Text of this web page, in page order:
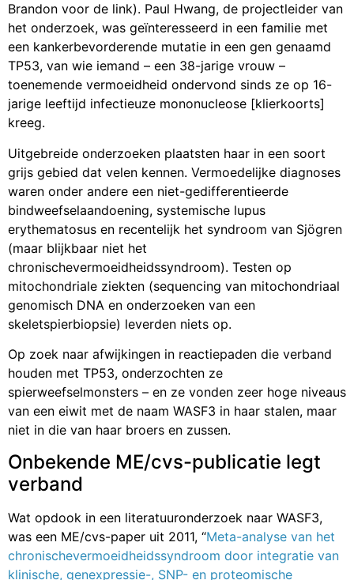
Brandon voor de link). Paul Hwang, de projectleider van
het onderzoek, was geïnteresseerd in een familie met
een kankerbevorderende mutatie in een gen genaamd
TP53, van wie iemand – een 38-jarige vrouw –
toenemende vermoeidheid ondervond sinds ze op 16-
jarige leeftijd infectieuze mononucleose [klierkoorts]
kreeg.
Uitgebreide onderzoeken plaatsten haar in een soort
grijs gebied dat velen kennen. Vermoedelijke diagnoses
waren onder andere een niet-gedifferentieerde
bindweefselaandoening, systemische lupus
erythematosus en recentelijk het syndroom van Sjögren
(maar blijkbaar niet het
chronischevermoeidheidssyndroom). Testen op
mitochondriale ziekten (sequencing van mitochondriaal
genomisch DNA en onderzoeken van een
skeletspierbiopsie) leverden niets op.
Op zoek naar afwijkingen in reactiepaden die verband
houden met TP53, onderzochten ze
spierweefselmonsters – en ze vonden zeer hoge niveaus
van een eiwit met de naam WASF3 in haar stalen, maar
niet in die van haar broers en zussen.
Onbekende ME/cvs-publicatie legt
verband
Wat opdook in een literatuuronderzoek naar WASF3,
was een ME/cvs-paper uit 2011, “Meta-analyse van het
chronischevermoeidheidssyndroom door integratie van
klinische, genexpressie-, SNP- en proteomische